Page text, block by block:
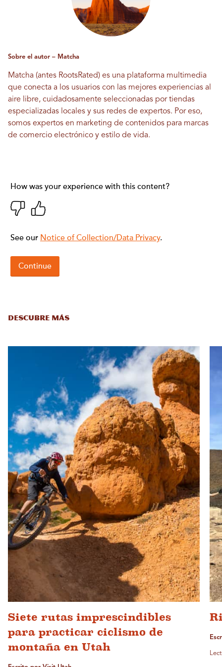
Sobre el autor – Matcha
Matcha (antes RootsRated) es una plataforma multimedia
que conecta a los usuarios con las mejores experiencias al
aire libre, cuidadosamente seleccionadas por tiendas
especializadas locales y sus redes de expertos. Por eso,
somos expertos en marketing de contenidos para marcas
de comercio electrónico y estilo de vida.
DESCUBRE MÁS
Siete rutas imprescindibles
para practicar ciclismo de
montaña en Utah